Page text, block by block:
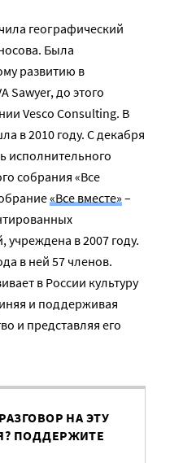
географический
Была
развитию в
Sawyer, до этого
Vesco Consulting. В
в 2010 году. С декабря
исполнительного
собрания «Все
«Все вместе»–
учреждена в 2007 году.
в ней 57 членов.
в России культуру
и поддерживая
и представляя его
НА ЭТУ
ПОДДЕРЖИТЕ